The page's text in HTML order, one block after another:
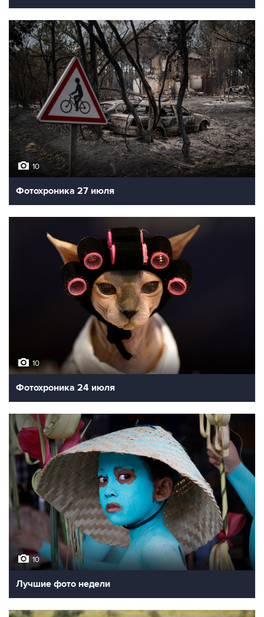
10
Фотохроника 27 июля
10
Фотохроника 24 июля
10
Лучшие фото недели